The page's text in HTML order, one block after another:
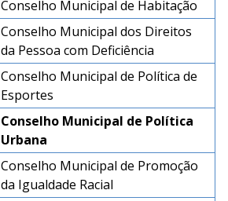
Conselho Municipal de Habitação
Conselho Municipal dos Direitos
da Pessoa com Deficiência
Conselho Municipal de Política de
Esportes
Conselho Municipal de Política
Urbana
Conselho Municipal de Promoção
da Igualdade Racial